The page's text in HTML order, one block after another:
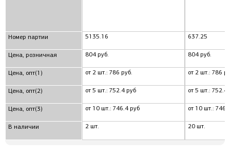
Номер партии
Цена, розничная
Цена, опт(1)
Цена, опт(2)
Цена, опт(3)
В наличии
5135.16
804 руб.
от 2 шт.: 786 руб.
от 5 шт.: 752.4 руб
от 10 шт.: 746.4 руб
2 шт.
637.25
804 руб.
от 2 шт.: 786
от 5 шт.: 752.4
от 10 шт.:
20 шт.